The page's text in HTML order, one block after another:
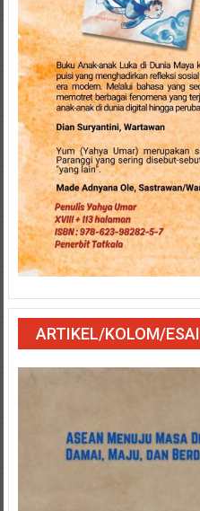
ARTIKEL/KOLOM/ESAI